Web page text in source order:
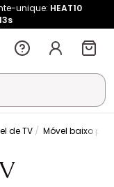
unique: HEAT10
de TV Móvel baixo